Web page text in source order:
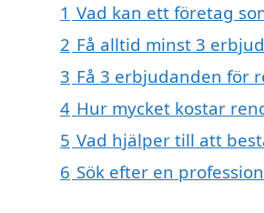
1 Vad kan ett företag
2 Få alltid minst 3
3 Få 3 erbjudanden för
4 Hur mycket kostar
5 Vad hjälper till att
6 Sök efter en